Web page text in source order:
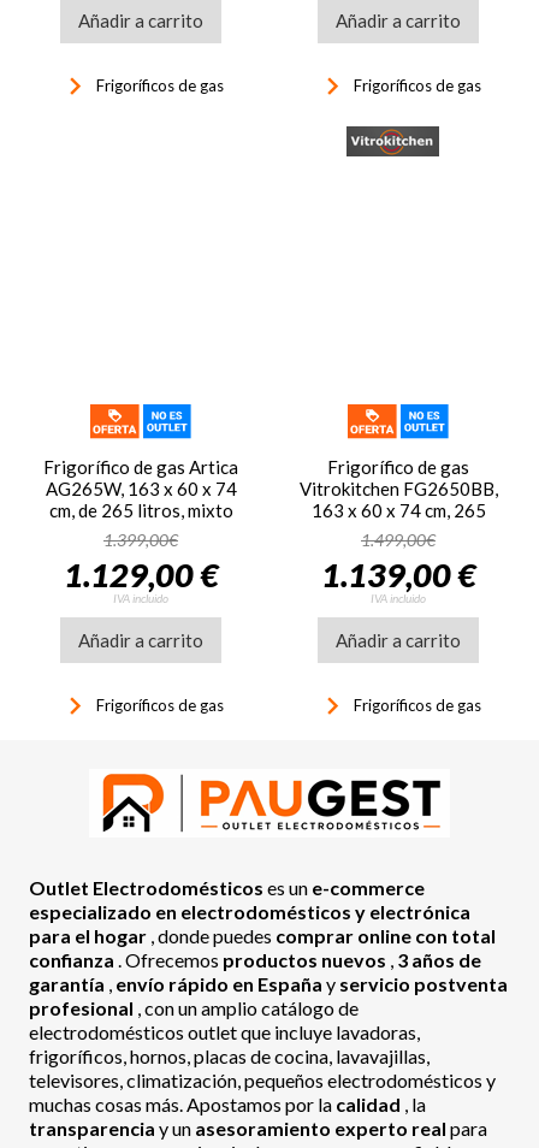
Añadir a carrito
keyboard_arrow_right Frigoríficos de gas
Añadir a carrito
keyboard_arrow_right Frigoríficos de gas
Frigorífico de gas Artica
AG265W, 163 x 60 x 74
cm, de 265 litros, mixto
gas butano, propano y
eléctrico, frigorífico de 2
puertas, de color blanco
1.399,00€
1.129,00 €
IVA incluido
Añadir a carrito
keyboard_arrow_right Frigoríficos de gas
Frigorífico de gas
Vitrokitchen FG2650BB,
163 x 60 x 74 cm, 265
litros, frigo mixto gas
butano/propano,
frigorífico de 2 puertas,
blanco
1.499,00€
1.139,00 €
IVA incluido
Añadir a carrito
keyboard_arrow_right Frigoríficos de gas
Outlet Electrodomésticos es un e-commerce
especializado en electrodomésticos y electrónica
para el hogar , donde puedes comprar online con total
confianza . Ofrecemos productos nuevos , 3 años de
garantía , envío rápido en España y servicio postventa
profesional , con un amplio catálogo de
electrodomésticos outlet que incluye lavadoras,
frigoríficos, hornos, placas de cocina, lavavajillas,
televisores, climatización, pequeños electrodomésticos y
muchas cosas más. Apostamos por la calidad , la
transparencia y un asesoramiento experto real para